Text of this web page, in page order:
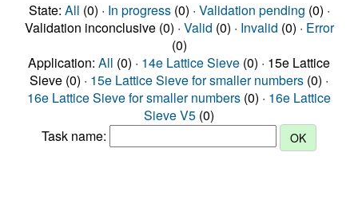
State: All (0) · In progress(0) · Validation pending (0) ·
Validation inconclusive (0) · Valid (0) · Invalid (0) · Error
(0)
Application: All (0) · 14e Lattice Sieve (0) · 15e Lattice
Sieve (0) · 15e Lattice Sieve for smaller numbers (0) ·
16e Lattice Sieve for smaller numbers (0) · 16e Lattice
Sieve V5 (0)
Task name: